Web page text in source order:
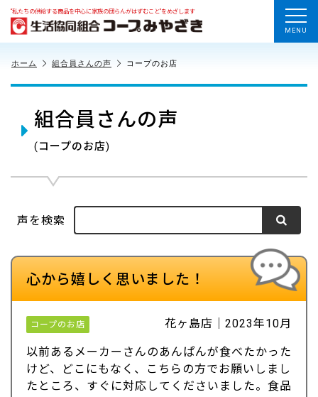
“私たちの供給する商品を中心に家族の団らんがはずむこと”をめざします
MENU
ホーム 組合員さんの声 コープのお店
組合員さんの声
(コープのお店)
声を検索
心から嬉しく思いました！
コープのお店 花ヶ島店｜2023年10月
以前あるメーカーさんのあんぱんが食べたかった
けど、どこにもなく、こちらの方でお願いしまし
たところ、すぐに対応してくださいました。食品